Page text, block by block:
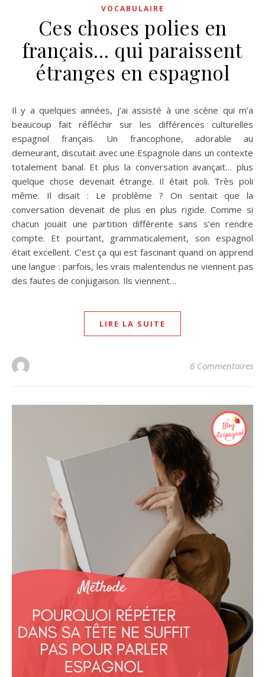
VOCABULAIRE
Ces choses polies en
français… qui paraissent
étranges en espagnol
Il y a quelques années, j’ai assisté à une scène qui m’a
beaucoup fait réfléchir sur les différences culturelles
espagnol français. Un francophone, adorable au
demeurant, discutait avec une Espagnole dans un contexte
totalement banal. Et plus la conversation avançait… plus
quelque chose devenait étrange. Il était poli. Très poli
même. Il disait : Le problème ? On sentait que la
conversation devenait de plus en plus rigide. Comme si
chacun jouait une partition différente sans s’en rendre
compte. Et pourtant, grammaticalement, son espagnol
était excellent. C’est ça qui est fascinant quand on apprend
une langue : parfois, les vrais malentendus ne viennent pas
des fautes de conjugaison. Ils viennent…
LIRE LA SUITE
6 Commentaires